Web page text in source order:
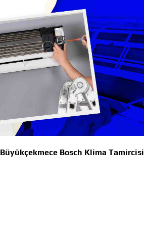
Büyükçekmece Bosch Klima Tamircisi